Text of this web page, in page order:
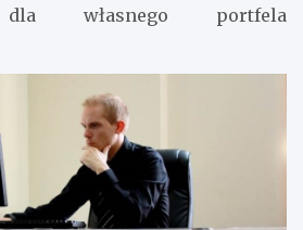
dla własnego portfela